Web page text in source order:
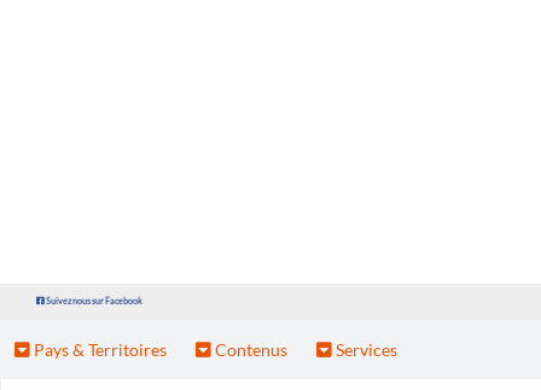
Suivez nous sur Facebook
Pays & Territoires Contenus Services